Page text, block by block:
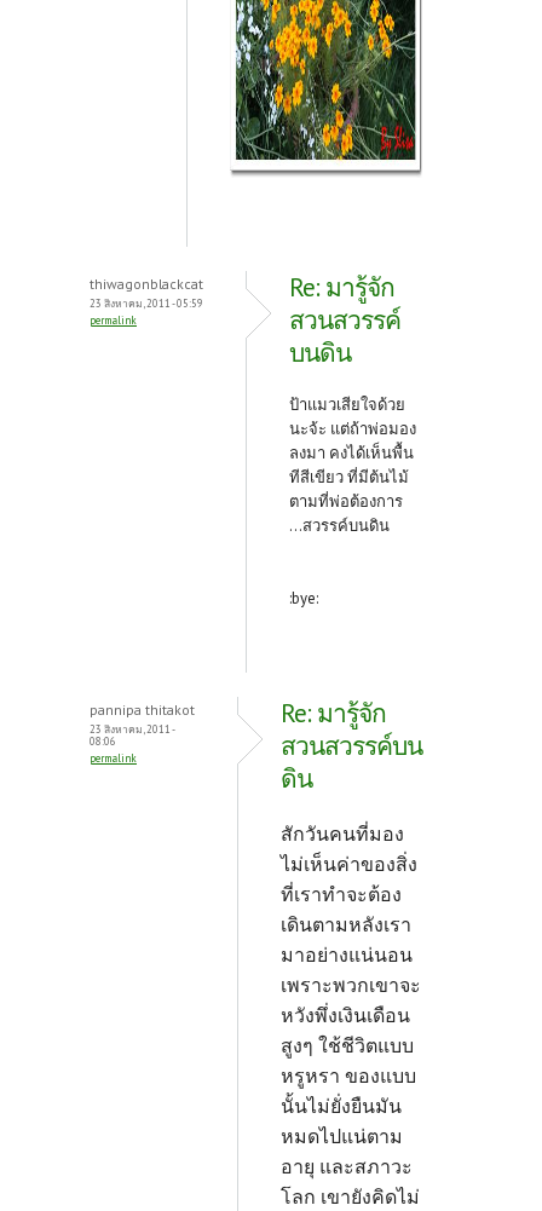
thiwagonblackcat
23 สิงหาคม, 2011 - 05:59
permalink
Re: มารู้จัก
สวนสวรรค์
บนดิน
ป้าแมวเสียใจด้วย
นะจ้ะ แต่ถ้าพ่อมอง
ลงมา คงได้เห็นพื้น
ทีสีเขียว ที่มีต้นไม้
ตามที่พ่อต้องการ
...สวรรค์บนดิน
:bye:
pannipa thitakot
23 สิงหาคม, 2011 -
08:06
permalink
Re: มารู้จัก
สวนสวรรค์บน
ดิน
สักวันคนที่มอง
ไม่เห็นค่าของสิ่ง
ที่เราทำจะต้อง
เดินตามหลังเรา
มาอย่างแน่นอน
เพราะพวกเขาจะ
หวังพึ่งเงินเดือน
สูงๆ ใช้ชีวิตแบบ
หรูหรา ของแบบ
นั้นไม่ยั่งยืนมัน
หมดไปแน่ตาม
อายุ และสภาวะ
โลก เขายังคิดไม่